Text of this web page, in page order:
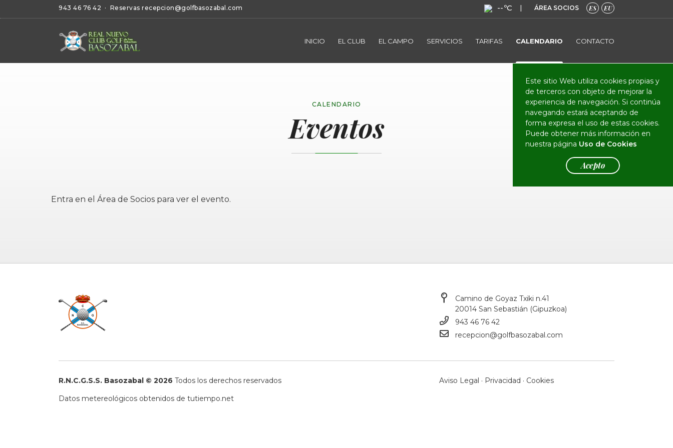
943 46 76 42 · Reservas recepcion@golfbasozabal.com --ºC ÁREA SOCIOS ES EU
INICIO EL CLUB EL CAMPO SERVICIOS TARIFAS CALENDARIO CONTACTO
Este sitio Web utiliza cookies propias y
de terceros con objeto de mejorar la
experiencia de navegación. Si continúa
navegando estará aceptando de
forma expresa el uso de estas cookies.
Puede obtener más información en
nuestra página Uso de Cookies
Acepto
CALENDARIO
Eventos
Entra en el Área de Socios para ver el evento.
Camino de Goyaz Txiki n.41
20014 San Sebastián (Gipuzkoa)
943 46 76 42
recepcion@golfbasozabal.com
R.N.C.G.S.S. Basozabal © 2026 Todos los derechos reservados Aviso Legal · Privacidad · Cookies
Datos metereológicos obtenidos de tutiempo.net